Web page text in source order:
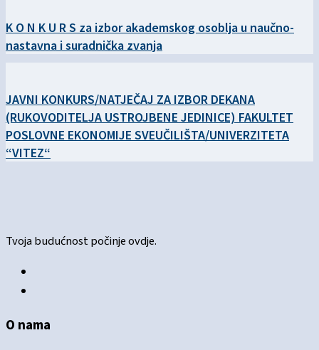
K O N K U R S za izbor akademskog osoblja u naučno-
nastavna i suradnička zvanja
JAVNI KONKURS/NATJEČAJ ZA IZBOR DEKANA
(RUKOVODITELJA USTROJBENE JEDINICE) FAKULTET
POSLOVNE EKONOMIJE SVEUČILIŠTA/UNIVERZITETA
“VITEZ“
Tvoja budućnost počinje ovdje.
O nama